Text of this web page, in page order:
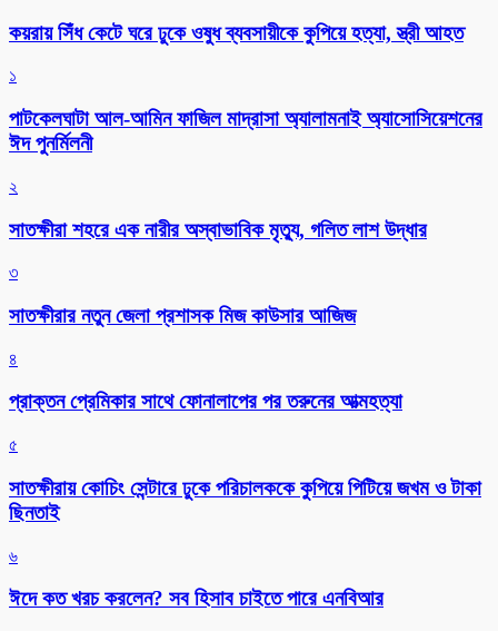
কয়রায় সিঁধ কেটে ঘরে ঢুকে ওষুধ ব্যবসায়ীকে কুপিয়ে হত্যা, স্ত্রী আহত
১
পাটকেলঘাটা আল-আমিন ফাজিল মাদ্রাসা অ্যালামনাই অ্যাসোসিয়েশনের
ঈদ পুনর্মিলনী
২
সাতক্ষীরা শহরে এক নারীর অস্বাভাবিক মৃত্যু, গলিত লাশ উদ্ধার
৩
সাতক্ষীরার নতুন জেলা প্রশাসক মিজ কাউসার আজিজ
৪
প্রাক্তন প্রেমিকার সাথে ফোনালাপের পর তরুনের আত্মহত্যা
৫
সাতক্ষীরায় কোচিং সেন্টারে ঢুকে পরিচালককে কুপিয়ে পিটিয়ে জখম ও টাকা
ছিনতাই
৬
ঈদে কত খরচ করলেন? সব হিসাব চাইতে পারে এনবিআর